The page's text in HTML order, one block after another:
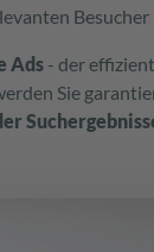
Ads - der
Sie